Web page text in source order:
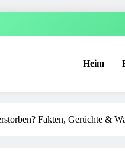
Heim
Fakten, Gerüchte &